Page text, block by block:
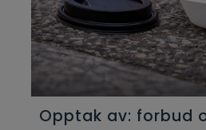
Opptak av: forbud